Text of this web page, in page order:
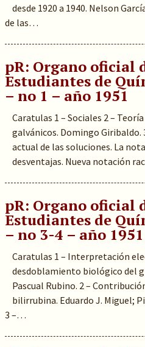
desde 1920 a 1940. Nelson
de las…
pR: Organo oficial
Estudiantes de
– no 1 – año 1951
Caratulas 1 – Sociales 2 –
galvánicos. Domingo Giribaldo.
actual de las soluciones. La
desventajas. Nueva notación
pR: Organo oficial
Estudiantes de
– no 3-4 – año 1951
Caratulas 1 – Interpretación
desdoblamiento biológico del
Pascual Rubino. 2 –
bilirrubina. Eduardo J. Miguel;
3 –…